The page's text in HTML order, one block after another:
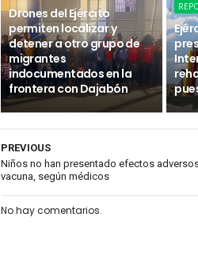
Drones del Ejército
permiten localizar y
detener a otro grupo de
migrantes
indocumentados en la
frontera con Dajabón
PREVIOUS
Niños no han presentado efectos
vacuna, según médicos
No hay comentarios.